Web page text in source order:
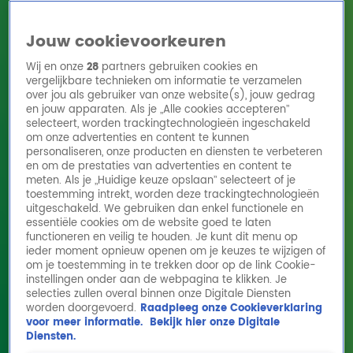
HomeActiesRadioshows DJ'sRadio 10 zendersHitlijsten
Radio luisteren
Volg Radio 10
Zoeken
HomeOnline Radio LuisterenActiesShowsAlle zenders
Een ode voor keeper Nick Olij namens Lex
en Luuk!
5 juni 2024, 12:14
Jouw cookievoorkeuren
Wij en onze28 partners gebruiken cookies en
vergelijkbare technieken om informatie te verzamelen
over jou als gebruiker van onze website(s), jouw gedrag
en jouw apparaten. Als je „Alle cookies accepteren”
selecteert, worden trackingtechnologieën ingeschakeld
om onze advertenties en content te kunnen
personaliseren, onze producten en diensten te verbeteren
en om de prestaties van advertenties en content te
meten. Als je „Huidige keuze opslaan” selecteert of je
toestemming intrekt, worden deze trackingtechnologieën
uitgeschakeld. We gebruiken dan enkel functionele en
essentiële cookies om de website goed te laten
functioneren en veilig te houden. Je kunt dit menu op
ieder moment opnieuw openen om je keuzes te wijzigen of
om je toestemming in te trekken door op de link Cookie-
instellingen onder aan de webpagina te klikken. Je
selecties zullen overal binnen onze Digitale Diensten
worden doorgevoerd. Raadpleeg onze Cookieverklaring
voor meer informatie. Bekijk hier onze Digitale
Diensten.